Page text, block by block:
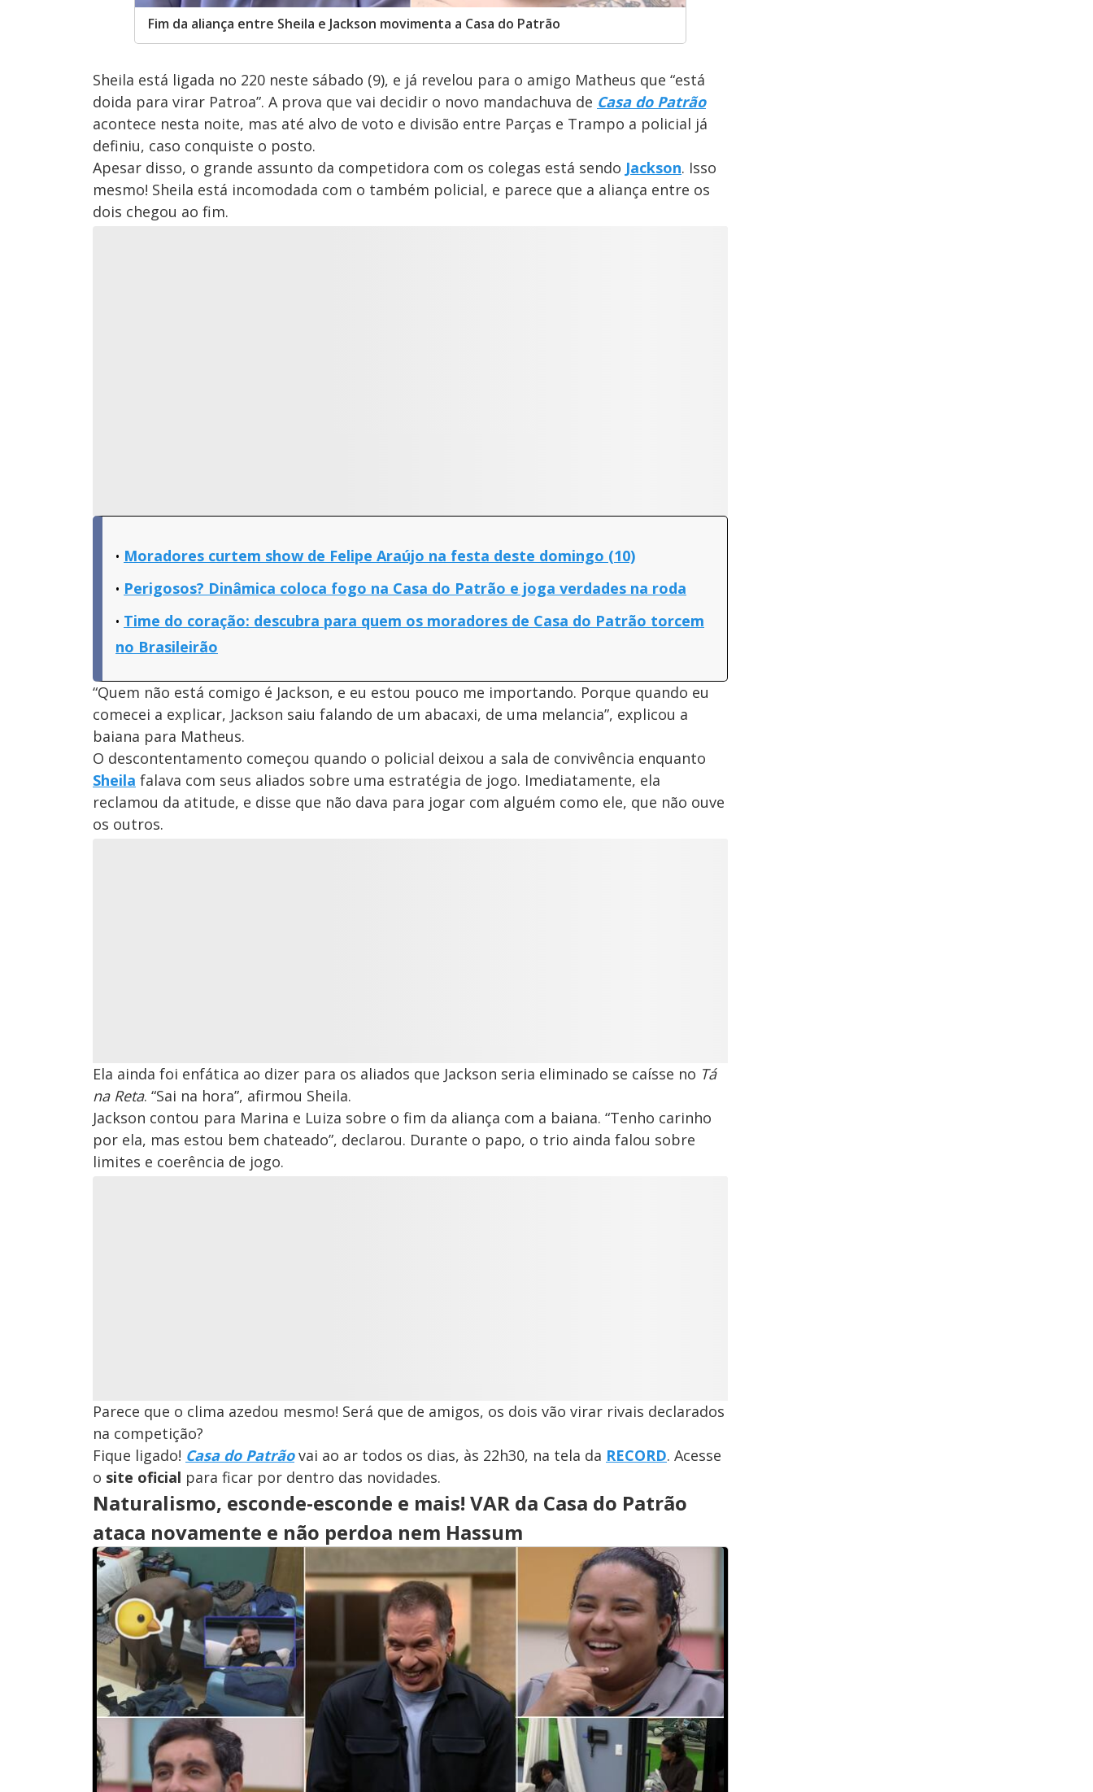
Fim da aliança entre Sheila e Jackson movimenta a Casa do Patrão
Sheila está ligada no 220 neste sábado (9), e já revelou para o amigo Matheus que “está
doida para virar Patroa”. A prova que vai decidir o novo mandachuva de Casa do Patrão
acontece nesta noite, mas até alvo de voto e divisão entre Parças e Trampo a policial já
definiu, caso conquiste o posto.
Apesar disso, o grande assunto da competidora com os colegas está sendo Jackson. Isso
mesmo! Sheila está incomodada com o também policial, e parece que a aliança entre os
dois chegou ao fim.
Moradores curtem show de Felipe Araújo na festa deste domingo (10)
Perigosos? Dinâmica coloca fogo na Casa do Patrão e joga verdades na roda
Time do coração: descubra para quem os moradores de Casa do Patrão torcem
no Brasileirão
“Quem não está comigo é Jackson, e eu estou pouco me importando. Porque quando eu
comecei a explicar, Jackson saiu falando de um abacaxi, de uma melancia”, explicou a
baiana para Matheus.
O descontentamento começou quando o policial deixou a sala de convivência enquanto
Sheila falava com seus aliados sobre uma estratégia de jogo. Imediatamente, ela
reclamou da atitude, e disse que não dava para jogar com alguém como ele, que não ouve
os outros.
Ela ainda foi enfática ao dizer para os aliados que Jackson seria eliminado se caísse no Tá
na Reta. “Sai na hora”, afirmou Sheila.
Jackson contou para Marina e Luiza sobre o fim da aliança com a baiana. “Tenho carinho
por ela, mas estou bem chateado”, declarou. Durante o papo, o trio ainda falou sobre
limites e coerência de jogo.
Parece que o clima azedou mesmo! Será que de amigos, os dois vão virar rivais declarados
na competição?
Fique ligado! Casa do Patrãovai ao ar todos os dias, às 22h30, na tela da RECORD. Acesse
o site oficial para ficar por dentro das novidades.
Naturalismo, esconde-esconde e mais! VAR da Casa do Patrão
ataca novamente e não perdoa nem Hassum